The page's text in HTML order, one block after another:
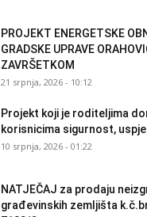
PROJEKT ENERGETSKE
GRADSKE UPRAVE
ZAVRŠETKOM
21 srpnja, 2026 - 10:12
Projekt koji je roditeljima
korisnicima sigurnost,
10 srpnja, 2026 - 01:22
NATJEČAJ za prodaju
građevinskih zemljišta